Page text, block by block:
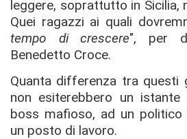
leggere, soprattutto in Sicilia,
Quei ragazzi ai quali
tempo di crescere", per
Benedetto Croce.
Quanta differenza tra questi
non esiterebbero un
boss mafioso, ad un
un posto di lavoro.